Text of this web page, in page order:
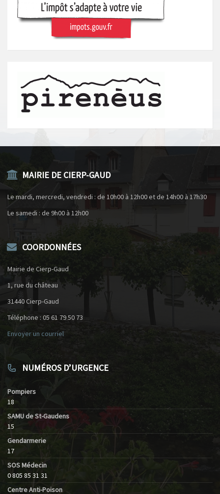
MAIRIE DE CIERP-GAUD
Le mardi, mercredi, vendredi : de 10h00 à 12h00 et de 14h00 à 17h30
Le samedi : de 9h00 à 12h00
COORDONNÉES
Mairie de Cierp-Gaud
1, rue du château
31440 Cierp-Gaud
Téléphone : 05 61 79 50 73
Envoyer un courriel
NUMÉROS D’URGENCE
Pompiers
18
SAMU de St-Gaudens
15
Gendarmerie
17
SOS Médecin
0 805 85 31 31
Centre Anti-Poison